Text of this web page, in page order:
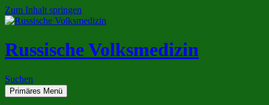
Zum Inhalt springen
Russische Volksmedizin
Suchen
Primäres Menü